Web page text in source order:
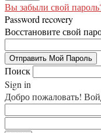
Вы забыли свой
Password recovery
Восстановите свой
Поиск
Sign in
Добро пожаловать!